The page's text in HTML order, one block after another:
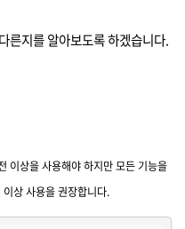
른지를 알아보도록 하겠습니다.
상을 사용해야 하지만 모든 기능을
상 사용을 권장합니다.